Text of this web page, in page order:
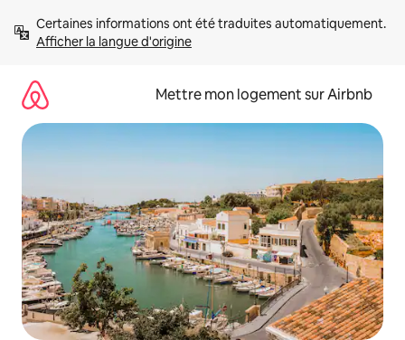
directement
Afficher la langue d'origine
Mettre mon logement sur Airbnb